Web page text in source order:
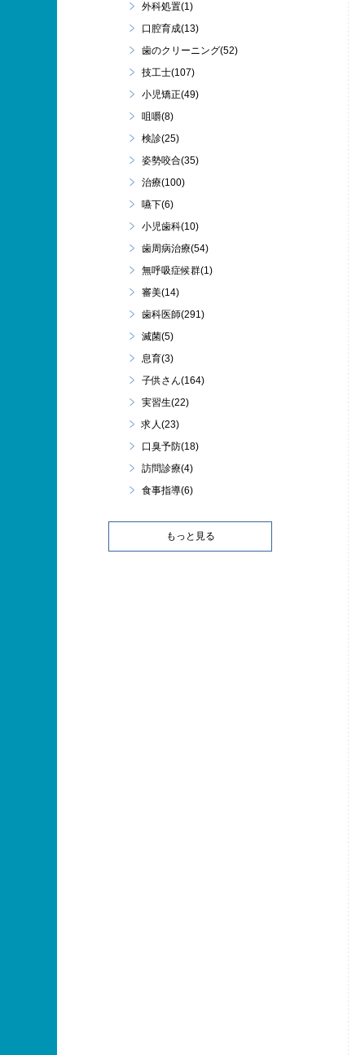
外科処置(1)
口腔育成(13)
歯のクリーニング(52)
技工士(107)
小児矯正(49)
咀嚼(8)
検診(25)
姿勢咬合(35)
治療(100)
嚥下(6)
小児歯科(10)
歯周病治療(54)
無呼吸症候群(1)
審美(14)
歯科医師(291)
滅菌(5)
息育(3)
子供さん(164)
実習生(22)
求人(23)
口臭予防(18)
訪問診療(4)
食事指導(6)
もっと見る